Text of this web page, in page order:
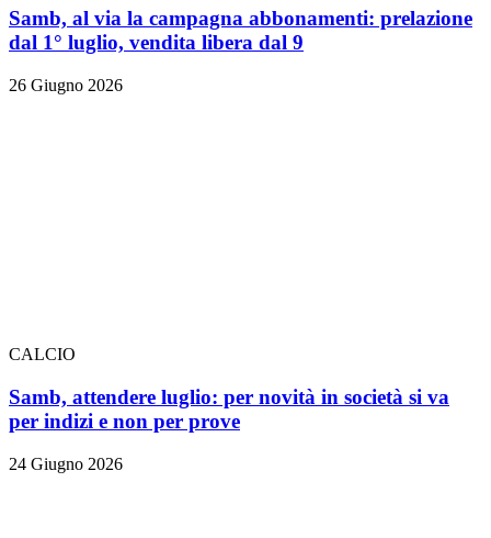
Samb, al via la campagna abbonamenti: prelazione
dal 1° luglio, vendita libera dal 9
26 Giugno 2026
CALCIO
Samb, attendere luglio: per novità in società si va
per indizi e non per prove
24 Giugno 2026